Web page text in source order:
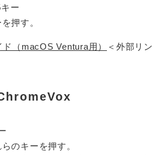
ー
押す。
（macOS Ventura用）
＜外部リン
のキーを押す。